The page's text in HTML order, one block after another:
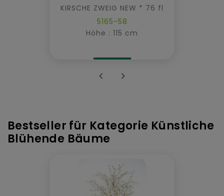
KIRSCHE ZWEIG NEW * 76 fl
5165-58
Höhe : 115 cm
 
Bestseller für Kategorie Künstliche
Blühende Bäume